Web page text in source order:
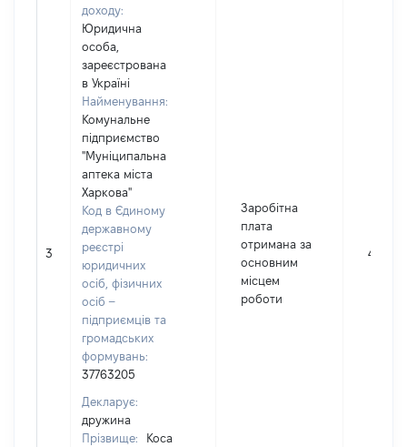
3
доходу:
Юридична
особа,
зареєстрована
в Україні
Найменування:
Комунальне
підприємство
"Муніципальна
аптека міста
Харкова"
Код в Єдиному
державному
реєстрі
юридичних
осіб, фізичних
осіб –
підприємців та
громадських
формувань:
37763205
Декларує:
дружина
Прізвище:
Коса
Заробітна
плата
отримана за
основним
місцем
роботи
44580